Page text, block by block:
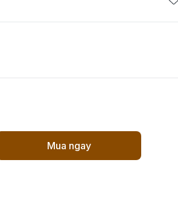
Mua ngay